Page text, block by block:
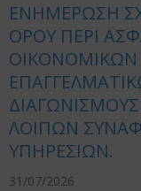
ΕΝΗΜΕΡΩΣΗ
ΟΡΟΥ ΠΕΡΙ
ΛΟΙΠΩΝ
ΥΠΗΡΕΣΙΩΝ.
31/07/2026